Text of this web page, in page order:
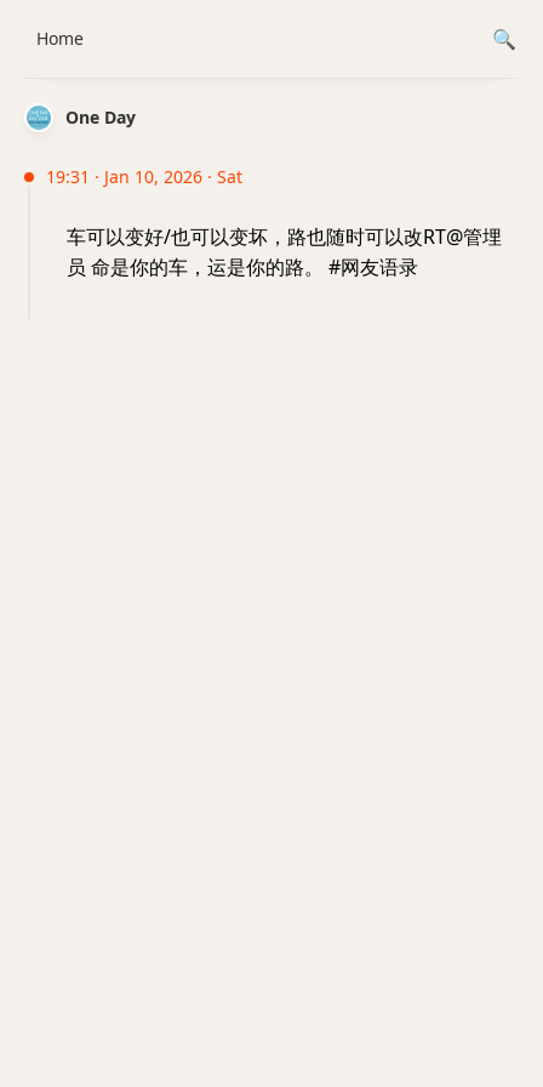
One Day
19:31 · Jan 10, 2026 · Sat
车可以变好/也可以变坏，路也随时可以改RT@管埋
员 命是你的车，运是你的路。 #网友语录
Home